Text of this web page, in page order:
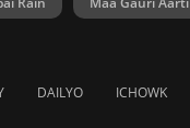
DAILYO ICHOWK